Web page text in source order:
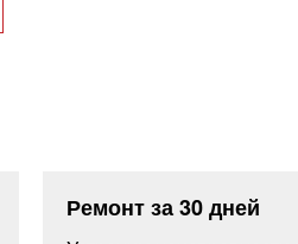
Ремонт за 30 дней